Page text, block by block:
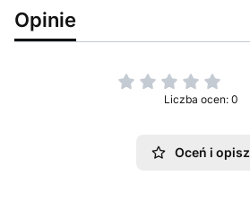
Opinie
Liczba ocen: 0
Oceń i opisz